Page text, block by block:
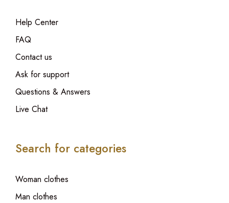
Help Center
FAQ
Contact us
Ask for support
Questions & Answers
Live Chat
Search for categories
Woman clothes
Man clothes